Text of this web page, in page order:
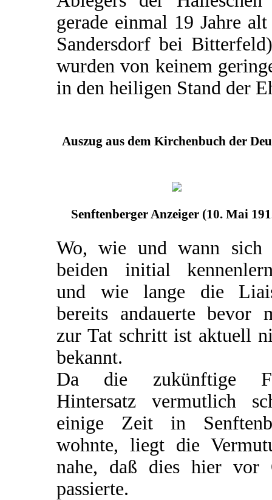
gerade einmal 19 Jahre
Sandersdorf bei
wurden von keinem
in den heiligen Stand der
Auszug aus dem Kirchenbuch der
Senftenberger Anzeiger (10. Mai
Wo, wie und wann sich
beiden initial
und wie lange die
bereits andauerte bevor
zur Tat schritt ist aktuell
bekannt.
Da die zukünftige
Hintersatz vermutlich
einige Zeit in
wohnte, liegt die
nahe, daß dies hier vor
passierte.